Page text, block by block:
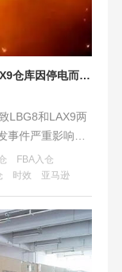
美国时间1月8日加州山火影响LBG8和LAX9仓库因停电而关闭
LBG8和LAX9两
件严重影响了
过15万人被迫疏
预计影响将持
FBA入仓
时效 亚马逊